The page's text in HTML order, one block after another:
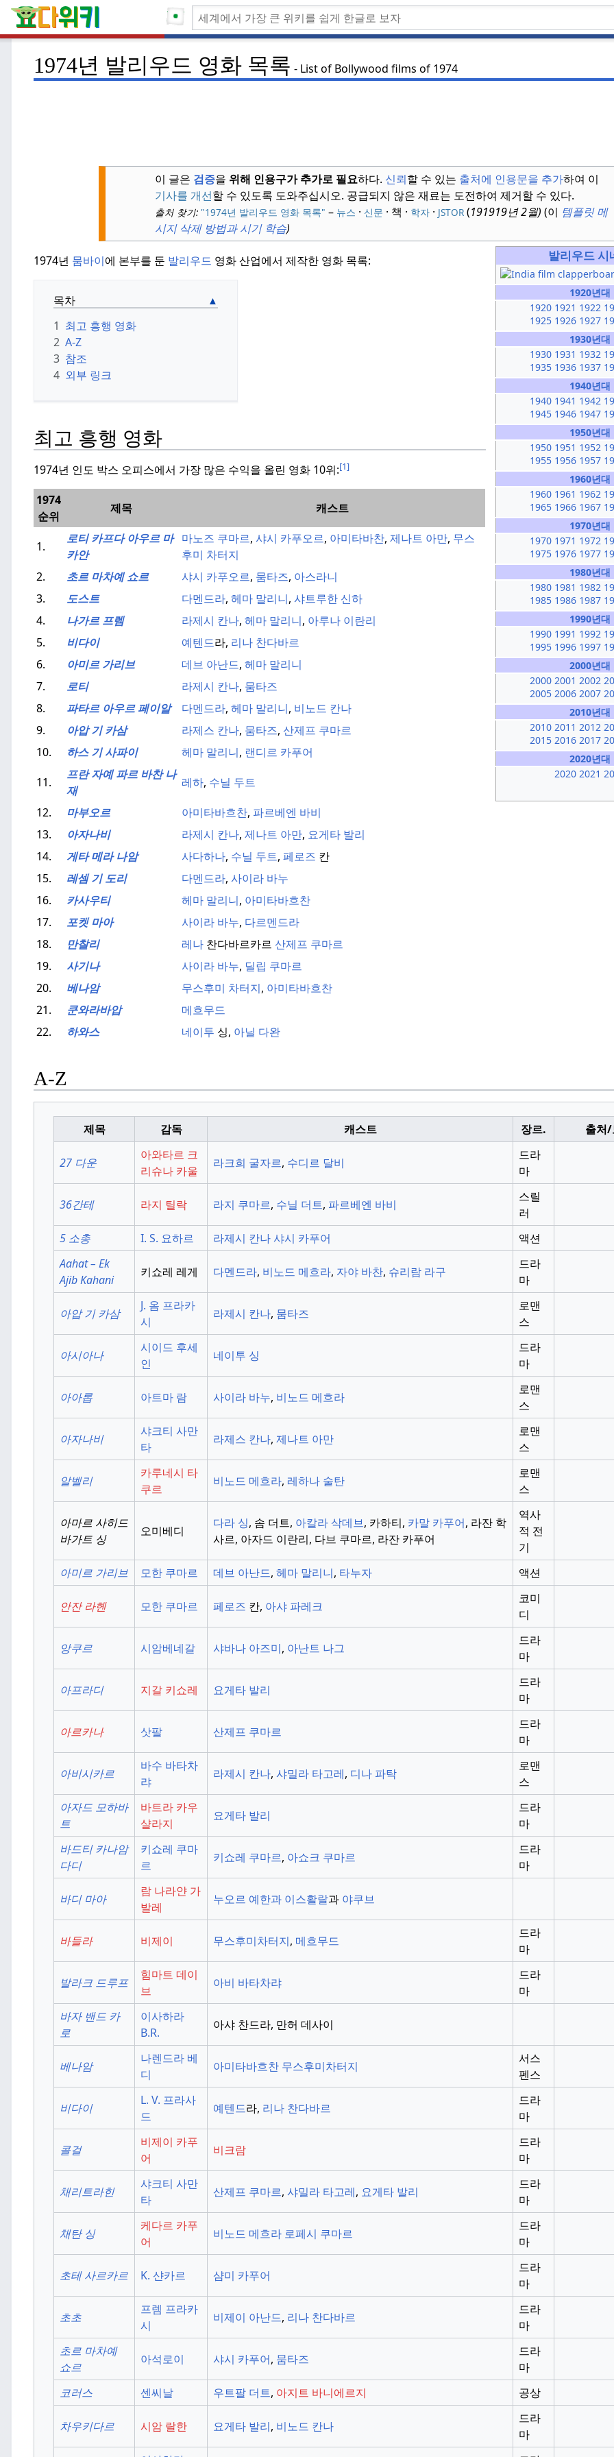
1974년 발리우드 영화 목록 List of Bollywood films of 1974
이 글은 검증을 위해 인용구가 추가로 필요하다. 신뢰할 수 있는 출처에 인용문을 추가하여 이
기사를 개선할 수 있도록 도와주십시오. 공급되지 않은 재료는 도전하여 제거할 수 있다.
출처 찾기: "1974년 발리우드 영화 목록" – 뉴스 · 신문 · 책 · 학자 · JSTOR (191919년 2월) (이 템플릿 메
시지 삭제 방법과 시기 학습)
발리우드 시
1920년대
1920 1921 1922
1925 1926 1927
1930년대
1930 1931 1932
1935 1936 1937
1940년대
1940 1941 1942
1945 1946 1947
1950년대
1950 1951 1952
1955 1956 1957
1960년대
1960 1961 1962
1965 1966 1967
1970년대
1970 1971 1972
1975 1976 1977
1980년대
1980 1981 1982
1985 1986 1987
1990년대
1990 1991 1992
1995 1996 1997
2000년대
2000 2001 2002
2005 2006 2007
2010년대
2010 2011 2012
2015 2016 2017
2020년대
2020 2021
1974년 뭄바이에 본부를 둔 발리우드 영화 산업에서 제작한 영화 목록:
목차
1 최고 흥행 영화
2 A-Z
3 참조
4 외부 링크
최고 흥행 영화
1974년 인도 박스 오피스에서 가장 많은 수익을 올린 영화 10위:[1]
1974
순위
제목 캐스트
1.
로티 카프다 아우르 마
카안
마노즈 쿠마르, 샤시 카푸오르, 아미타바찬, 제나트 아만, 무스
후미 차터지
2.
초르 마차예 쇼르 샤시 카푸오르, 뭄타즈, 아스라니
3.
도스트 다멘드라, 헤마 말리니, 샤트루한 신하
4.
나가르 프렘 라제시 칸나, 헤마 말리니, 아루나 이란리
5.
비다이 예텐드라, 리나 찬다바르
6.
아미르 가리브 데브 아난드, 헤마 말리니
7.
로티 라제시 칸나, 뭄타즈
8.
파타르 아우르 페이알 다멘드라, 헤마 말리니, 비노드 칸나
9.
아압 기 카삼 라제스 칸나, 뭄타즈, 산제프 쿠마르
10.
하스 기 사파이 헤마 말리니, 랜디르 카푸어
11.
프란 자예 파르 바찬 나
재
레하, 수닐 두트
12.
마부오르 아미타바흐찬, 파르베엔 바비
13.
아자나비 라제시 칸나, 제나트 아만, 요게타 발리
14.
게타 메라 나암 사다하나, 수닐 두트, 페로즈 칸
15.
레셈 기 도리 다멘드라, 사이라 바누
16.
카사우티 헤마 말리니, 아미타바흐찬
17.
포켓 마아 사이라 바누, 다르멘드라
18.
만찰리 레나 찬다바르카르 산제프 쿠마르
19.
사기나 사이라 바누, 딜립 쿠마르
20.
베나암 무스후미 차터지, 아미타바흐찬
21.
쿤와라바압
메흐무드
22.
하와스 네이투 싱, 아닐 다완
A-Z
제목 감독 캐스트 장르. 출처
27 다운
아와타르 크
리슈나 카울
라크희 굴자르, 수디르 달비
드라
마
36간테 라지 틸락 라지 쿠마르, 수닐 더트, 파르베엔 바비
스릴
러
5 소총
I. S. 요하르 라제시 칸나샤시 카푸어
액션
Aahat – Ek
Ajib Kahani
키쇼레 레게 다멘드라, 비노드 메흐라, 자야 바찬, 슈리람 라구
드라
마
아압 기 카삼
J. 옴 프라카
시
라제시 칸나, 뭄타즈
로맨
스
아시아나
시이드 후세
인
네이투 싱
드라
마
아아롭 아트마 람 사이라 바누, 비노드 메흐라
로맨
스
아자나비
샤크티 사만
타
라제스 칸나, 제나트 아만
로맨
스
알벨리
카루네시 타
쿠르
비노드 메흐라, 레하나 술탄
로맨
스
아마르 사히드
바가트 싱
오미베디
다라 싱, 솜 더트, 아칼라 삭데브, 카하티, 카말 카푸어, 라잔 학
사르, 아자드 이란리, 다브 쿠마르, 라잔 카푸어
역사
적 전
기
아미르 가리브
모한 쿠마르 데브 아난드, 헤마 말리니, 타누자 액션
안잔 라헨 모한 쿠마르 페로즈 칸, 아샤 파레크
코미
디
앙쿠르 시암베네갈 샤바나 아즈미, 아난트 나그
드라
마
아프라디 지갈 키쇼레 요게타 발리
드라
마
아르카나 삿팔 산제프 쿠마르
드라
마
아비시카르
바수 바타차
랴
라제시 칸나, 샤밀라 타고레, 디나 파탁
로맨
스
아자드 모하바
트
바트라 카우
샬라지
요게타 발리
드라
마
바드티 카나암
다디
키쇼레 쿠마
르
키쇼레 쿠마르, 아쇼크 쿠마르
드라
마
바디 마아
람 나라얀 가
발레
누오르 예한과 이스활랄과 야쿠브
바들라 비제이 무스후미차터지, 메흐무드
드라
마
발라크 드루프
힘마트 데이
브
아비 바타차랴
드라
마
바자 밴드 카
로
이사하라
B.R.
아샤 찬드라, 만허 데사이
베나암
나렌드라 베
디
아미타바흐찬 무스후미차터지
서스
펜스
비다이
L. V. 프라사
드
예텐드라, 리나 찬다바르
드라
마
콜걸
비제이 카푸
어
비크람
드라
마
채리트라힌
샤크티 사만
타
산제프 쿠마르, 샤밀라 타고레, 요게타 발리
드라
마
채탄 싱
케다르 카푸
어
비노드 메흐라 로페시 쿠마르
드라
마
초테 사르카르 K. 샨카르 샴미 카푸어
드라
마
초초
프렘 프라카
시
비제이 아난드, 리나 찬다바르
드라
마
초르 마차예
쇼르
아석로이 샤시 카푸어, 뭄타즈
드라
마
코러스
센씨날 우트팔 더트, 아지트 바니에르지 공상
차우키다르 시암 랄한 요게타 발리, 비노드 칸나
드라
마